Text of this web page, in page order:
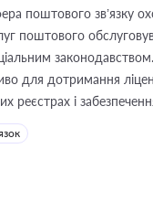
поштового зв’язку
поштового
для дотримання
реєстрах і